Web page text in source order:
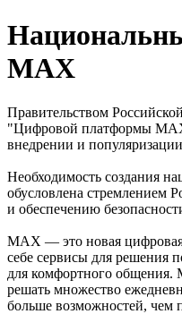
MAX
Правительством
"Цифровой платформы
внедрении и
Необходимость создания
обусловлена стремлением
и обеспечению
MAX — это новая цифровая
себе сервисы для решения
для комфортного общения.
решать множество
больше возможностей,